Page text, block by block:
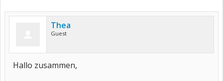
Thea
Guest
Hallo zusammen,